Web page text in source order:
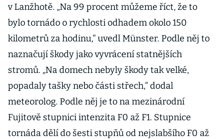
v Lanžhotě. „Na 99 procent můžeme říct, že to
bylo tornádo o rychlosti odhadem okolo 150
kilometrů za hodinu,“ uvedl Münster. Podle něj to
naznačují škody jako vyvrácení statnějších
stromů. „Na domech nebyly škody tak velké,
popadaly tašky nebo části střech,“ dodal
meteorolog. Podle něj je to na mezinárodní
Fujitově stupnici intenzita F0 až F1. Stupnice
tornáda dělí do šesti stupňů od nejslabšího F0 až